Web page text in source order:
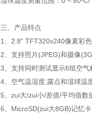
三、产品特点
1、2.8" TFT320x240像素彩
2、支持照片(JPEG)和摄像
3、支持同时测试显示6组空
4、空气温湿度,露点和湿球温
5、zui大/zui小/差值/平均值数
6、MicroSD(zui大8GB)记忆